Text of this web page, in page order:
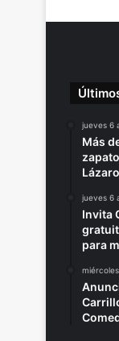
jueves 6
Más
jueves 6
Invita
para